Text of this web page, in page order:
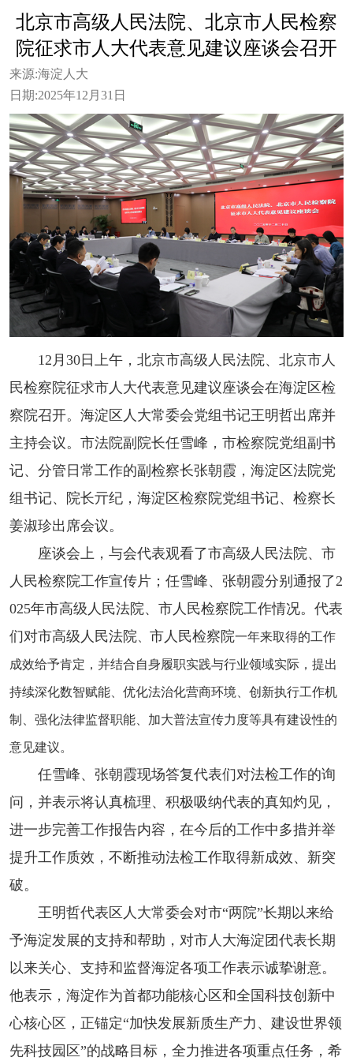
北京市高级人民法院、北京市人民检察
院征求市人大代表意见建议座谈会召开
来源:海淀人大
日期:2025年12月31日
12月30日上午，北京市高级人民法院、北京市人
民检察院征求市人大代表意见建议座谈会在海淀区检
察院召开。海淀区人大常委会党组书记王明哲出席并
主持会议。市法院副院长任雪峰，市检察院党组副书
记、分管日常工作的副检察长张朝霞，海淀区法院党
组书记、院长亓纪，海淀区检察院党组书记、检察长
姜淑珍出席会议。
座谈会上，与会代表观看了市高级人民法院、市
人民检察院工作宣传片；任雪峰、张朝霞分别通报了2
025年市高级人民法院、市人民检察院工作情况。代表
们对市高级人民法院、 市人民检察院一年来取得的工作
成效给予肯定，并结合自身履职实践与行业领域实际，提出
持续深化数智赋能、优化法治化营商环境、创新执行工作机
制、强化法律监督职能、加大普法宣传力度等具有建设性的
意见建议。
任雪峰、张朝霞现场答复代表们对法检工作的询
问，并表示将认真梳理、积极吸纳代表的真知灼见，
进一步完善工作报告内容，在今后的工作中多措并举
提升工作质效，不断推动法检工作取得新成效、新突
破。
王明哲代表区人大常委会对市“两院”长期以来给
予海淀发展的支持和帮助，对市人大海淀团代表长期
以来关心、支持和监督海淀各项工作表示诚挚谢意。
他表示，海淀作为首都功能核心区和全国科技创新中
心核心区，正锚定“加快发展新质生产力、建设世界领
先科技园区”的战略目标，全力推进各项重点任务，希